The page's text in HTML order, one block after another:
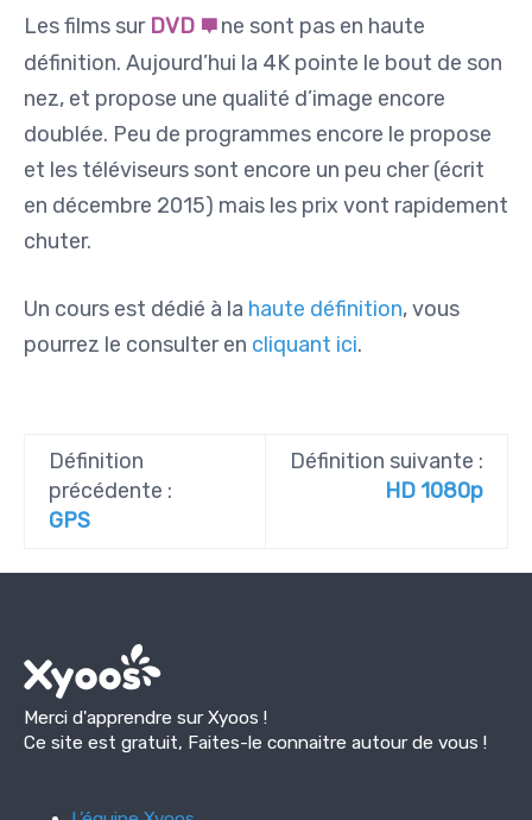
Les films sur DVD
ne sont pas en haute
définition. Aujourd’hui la 4K pointe le bout de son
nez, et propose une qualité d’image encore
doublée. Peu de programmes encore le propose
et les téléviseurs sont encore un peu cher (écrit
en décembre 2015) mais les prix vont rapidement
chuter.
Un cours est dédié à la haute définition, vous
pourrez le consulter en cliquant ici.
Définition
précédente :
GPS
Définition suivante :
HD 1080p
Merci d'apprendre sur Xyoos !
Ce site est gratuit, Faites-le connaitre autour de vous !